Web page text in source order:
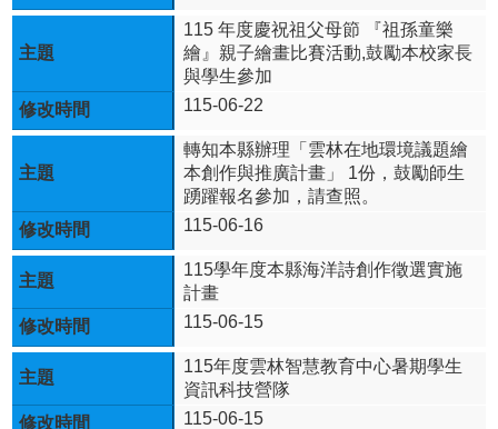
入
舊
頁
壩
小
英
語
口
說
展
能
專
區
115 年度慶祝祖父母節 『祖孫童樂
繪』親子繪畫比賽活動,鼓勵本校家長
與學生參加
115-06-22
轉知本縣辦理「雲林在地環境議題繪
本創作與推廣計畫」 1份，鼓勵師生
踴躍報名參加，請查照。
115-06-16
115學年度本縣海洋詩創作徵選實施
計畫
115-06-15
115年度雲林智慧教育中心暑期學生
資訊科技營隊
115-06-15